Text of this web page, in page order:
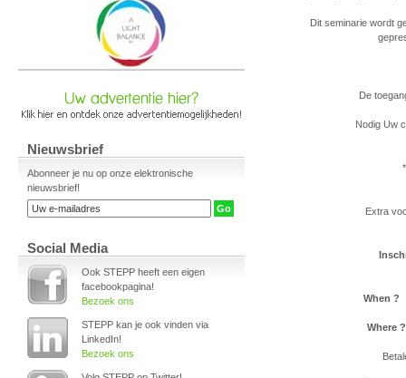
Nieuwsbrief
Abonneer je nu op onze elektronische
nieuwsbrief!
Social Media
Ook STEPP heeft een eigen
facebookpagina!
Bezoek ons
STEPP kan je ook vinden via
LinkedIn!
Bezoek ons
Dit seminarie wordt
De
Nodig Uw
Extra
When ?
Where ?